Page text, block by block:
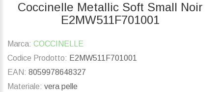
Coccinelle Metallic Soft Small Noir
E2MW511F701001
Marca: COCCINELLE
Codice Prodotto: E2MW511F701001
EAN: 8059978648327
Materiale: vera pelle